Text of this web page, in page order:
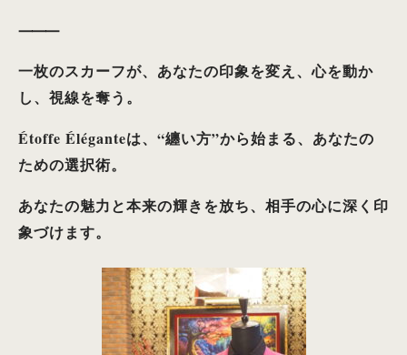
⸻
一枚のスカーフが、あなたの印象を変え、心を動か
し、視線を奪う。
Étoffe Éléganteは、“纏い方”から始まる、あなたの
ための選択術。
あなたの魅力と本来の輝きを放ち、相手の心に深く印
象づけます。